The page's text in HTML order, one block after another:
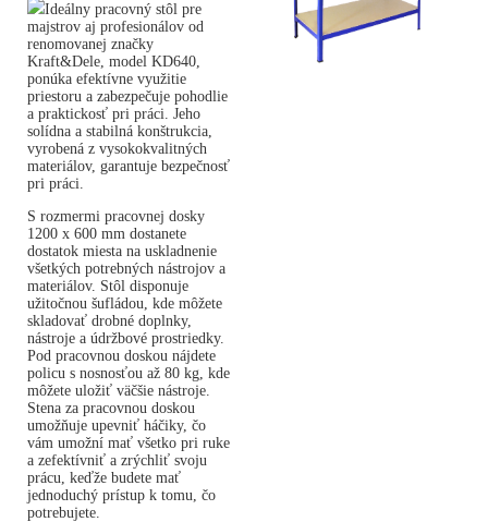
Ideálny pracovný stôl pre
majstrov aj profesionálov od
renomovanej značky
Kraft&Dele, model KD640,
ponúka efektívne využitie
priestoru a zabezpečuje pohodlie
a praktickosť pri práci. Jeho
solídna a stabilná konštrukcia,
vyrobená z vysokokvalitných
materiálov, garantuje bezpečnosť
pri práci.
S rozmermi pracovnej dosky
1200 x 600 mm dostanete
dostatok miesta na uskladnenie
všetkých potrebných nástrojov a
materiálov. Stôl disponuje
užitočnou šufládou, kde môžete
skladovať drobné doplnky,
nástroje a údržbové prostriedky.
Pod pracovnou doskou nájdete
policu s nosnosťou až 80 kg, kde
môžete uložiť väčšie nástroje.
Stena za pracovnou doskou
umožňuje upevniť háčiky, čo
vám umožní mať všetko pri ruke
a zefektívniť a zrýchliť svoju
prácu, keďže budete mať
jednoduchý prístup k tomu, čo
potrebujete.